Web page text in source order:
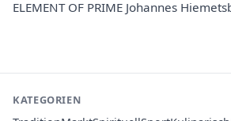
ELEMENT OF PRIME Johannes
KATEGORIEN